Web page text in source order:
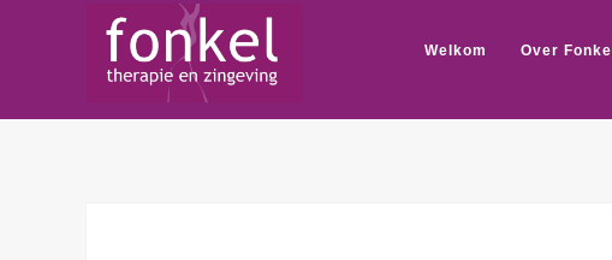
Welkom Over Fonkel